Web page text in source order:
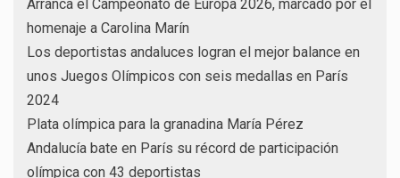
Arranca el Campeonato de Europa 2026, marcado por el
homenaje a Carolina Marín
Los deportistas andaluces logran el mejor balance en
unos Juegos Olímpicos con seis medallas en París
2024
Plata olímpica para la granadina María Pérez
Andalucía bate en París su récord de participación
olímpica con 43 deportistas